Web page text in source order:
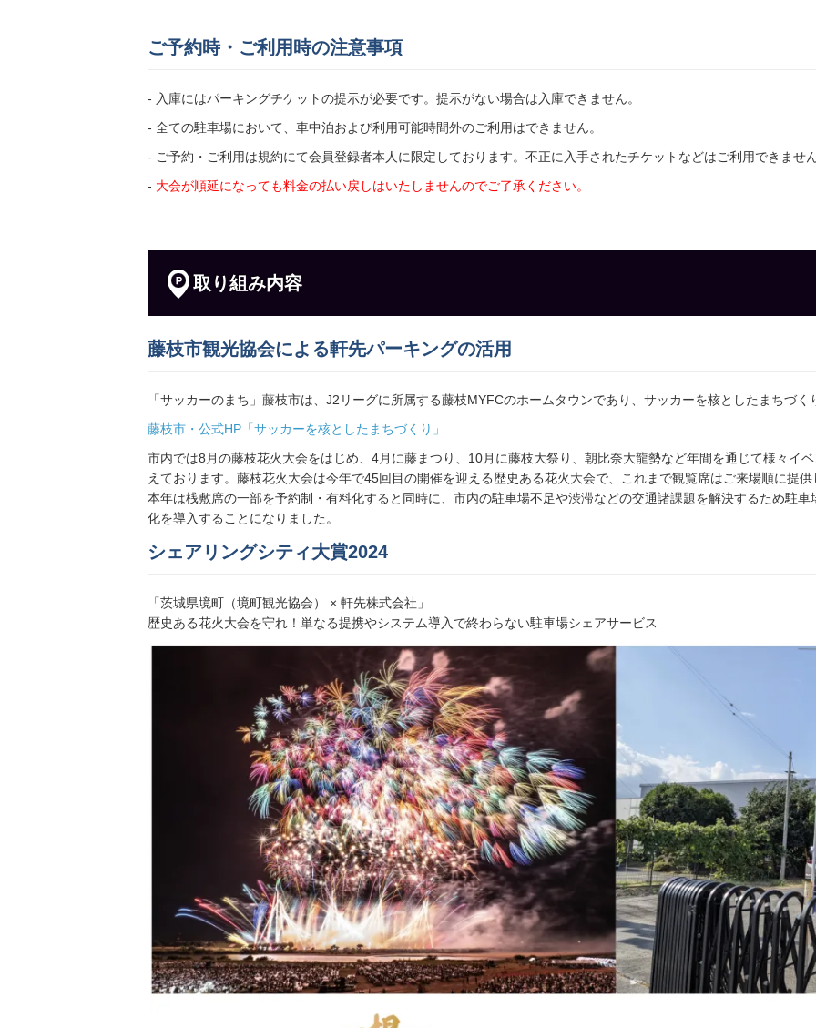
まりー文庫駐車場
より2005m
四之宮駐車場
より2121m
1,500円／日〜
音羽町6丁目パーキング1
より2152m
1,600円／日〜
音羽町6丁目パーキング3
より2153m
1,600円／日〜
音羽町6丁目パーキング2
1,600円／日〜
藤６パーキング
より2217m
1,500円／日〜
ご予約時・ご利用時の注意事項
- 入庫にはパーキングチケットの提示が必要です。提示がない場合は入庫できません。
- 全ての駐車場において、車中泊および利用可能時間外のご利用はできません。
- ご予約・ご利用は規約にて会員登録者本人に限定しております。不正に入手されたチケットなどはご利用できませ
- 大会が順延になっても料金の払い戻しはいたしませんのでご了承ください。
取り組み内容
藤枝市観光協会による軒先パーキングの活用
「サッカーのまち」藤枝市は、J2リーグに所属する藤枝MYFCのホームタウンであり、サッカーを核としたまちづ
藤枝市・公式HP「サッカーを核としたまちづくり」
市内では8月の藤枝花火大会をはじめ、4月に藤まつり、10月に藤枝大祭り、朝比奈大龍勢など年間を通じて様々イ
えております。藤枝花火大会は今年で45回目の開催を迎える歴史ある花火大会で、これまで観覧席はご来場順に提
本年は桟敷席の一部を予約制・有料化すると同時に、市内の駐車場不足や渋滞などの交通諸課題を解決するため駐
化を導入することになりました。
シェアリングシティ大賞2024
「茨城県境町（境町観光協会） × 軒先株式会社」
歴史ある花火大会を守れ！単なる提携やシステム導入で終わらない駐車場シェアサービス